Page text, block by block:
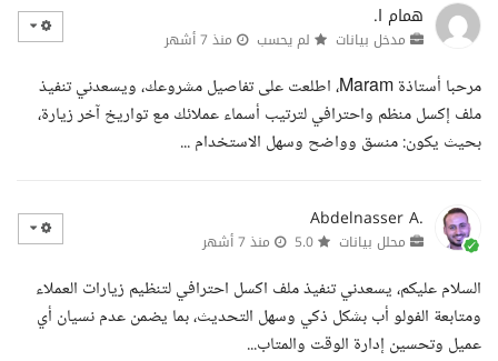
همام ا.
مدخل بيانات لم يحسب منذ 7 أشهر
مرحبا أستاذة Maram، اطلعت على تفاصيل مشروعك، ويسعدني تنفيذ
ملف إكسل منظم واحترافي لترتيب أسماء عملائك مع تواريخ آخر زيارة،
بحيث يكون: منسق وواضح وسهل الاستخدام ...
Abdelnasser A.
محلل بيانات منذ 7 أشهر
السلام عليكم، يسعدني تنفيذ ملف اكسل احترافي لتنظيم زيارات العملاء
ومتابعة الفولو أب بشكل ذكي وسهل التحديث، بما يضمن عدم نسيان أي
عميل وتحسين إدارة الوقت والمتاب...